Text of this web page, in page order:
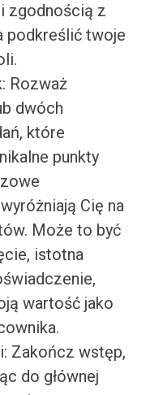
zgodnością z
podkreślić twoje
Rozważ
dwóch
które
punkty
Cię na
Może to być
istotna
wartość jako
Zakończ wstęp,
do głównej